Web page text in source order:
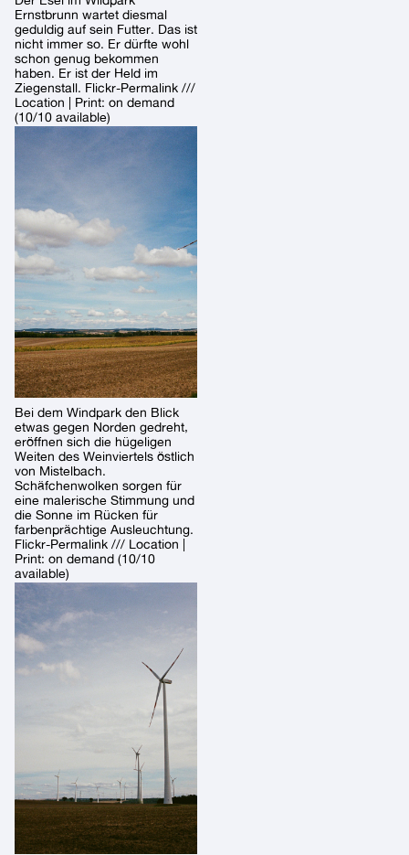
Ernstbrunn wartet diesmal
geduldig auf sein Futter. Das ist
nicht immer so. Er dürfte wohl
schon genug bekommen
haben. Er ist der Held im
Ziegenstall. Flickr-Permalink ///
Location | Print: on demand
(10/10 available)
Bei dem Windpark den Blick
etwas gegen Norden gedreht,
eröffnen sich die hügeligen
Weiten des Weinviertels östlich
von Mistelbach.
Schäfchenwolken sorgen für
eine malerische Stimmung und
die Sonne im Rücken für
farbenprächtige Ausleuchtung.
Flickr-Permalink /// Location |
Print: on demand (10/10
available)